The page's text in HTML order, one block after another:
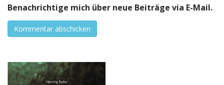
Benachrichtige mich über neue Beiträge via E-Mail.